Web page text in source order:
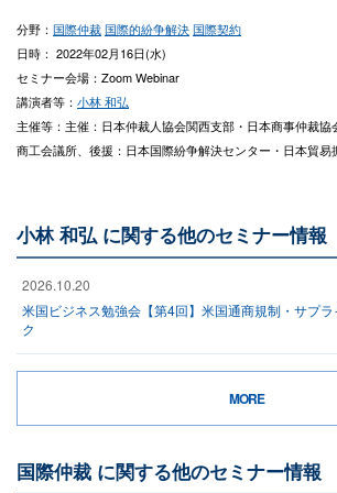
分野： 国際仲裁国際的紛争解決国際契約
日時： 2022年02月16日(水)
セミナー会場：Zoom Webinar
講演者等： 小林 和弘
主催等：主催：日本仲裁人協会関西支部・日本商事仲裁協
商工会議所、後援：日本国際紛争解決センター・日本貿易
小林 和弘 に関する他のセミナー情報
2026.10.20
米国ビジネス勉強会【第4回】米国通商規制・サプ
ク
MORE
国際仲裁 に関する他のセミナー情報